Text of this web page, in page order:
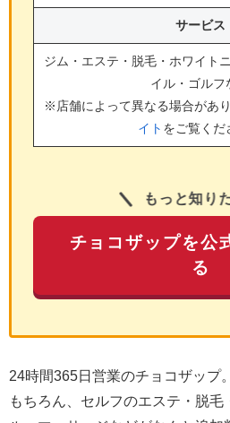
サービス
ジム・エステ・脱毛・ホワイト
イル・ゴルフ
※店舗によって異なる場合があ
イト をご覧くだ
もっと知り
チョコザップを公
る
24時間365日営業のチョコザップ
もちろん、セルフのエステ・脱毛